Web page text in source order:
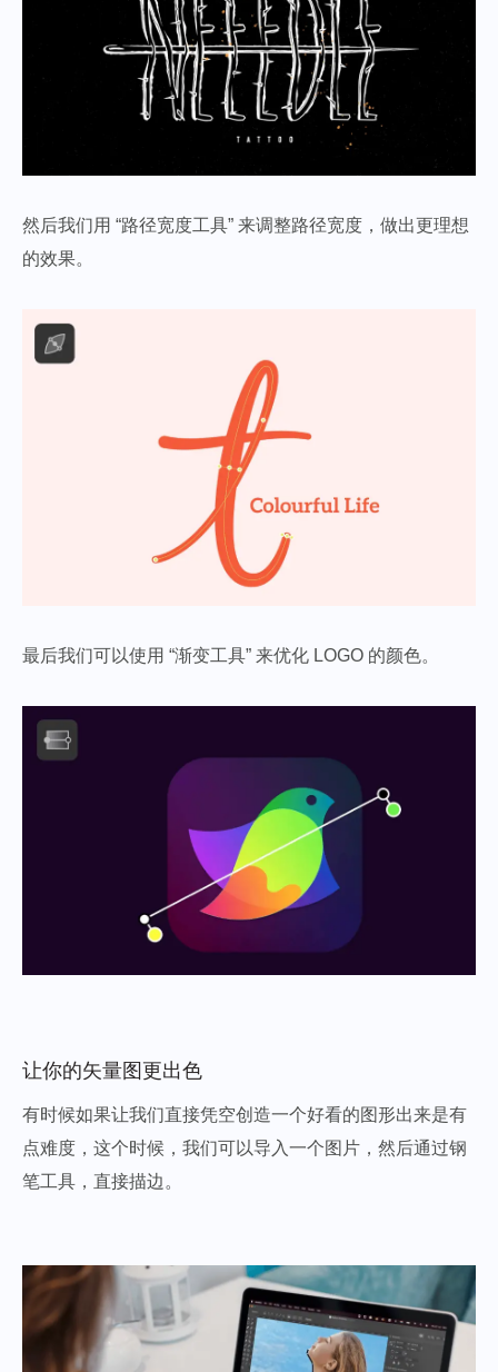
然后我们用 “路径宽度工具” 来调整路径宽度，做出更理想
的效果。
最后我们可以使用 “渐变工具” 来优化 LOGO 的颜色。
让你的矢量图更出色
有时候如果让我们直接凭空创造一个好看的图形出来是有
点难度，这个时候，我们可以导入一个图片，然后通过钢
笔工具，直接描边。